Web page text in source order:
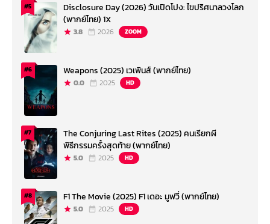
#5
Disclosure Day (2026) วันเปิดโปง: ไขปริศนาลวงโลก
(พากย์ไทย) 1X
3.8 2026 ZOOM
#6 Weapons (2025) เวเพินส์ (พากย์ไทย)
0.0 2025 HD
#7
The Conjuring Last Rites (2025) คนเรียกผี
พิธีกรรมครั้งสุดท้าย (พากย์ไทย)
5.0 2025 HD
#8 F1 The Movie (2025) F1 เดอะ มูฟวี่ (พากย์ไทย)
5.0 2025 HD